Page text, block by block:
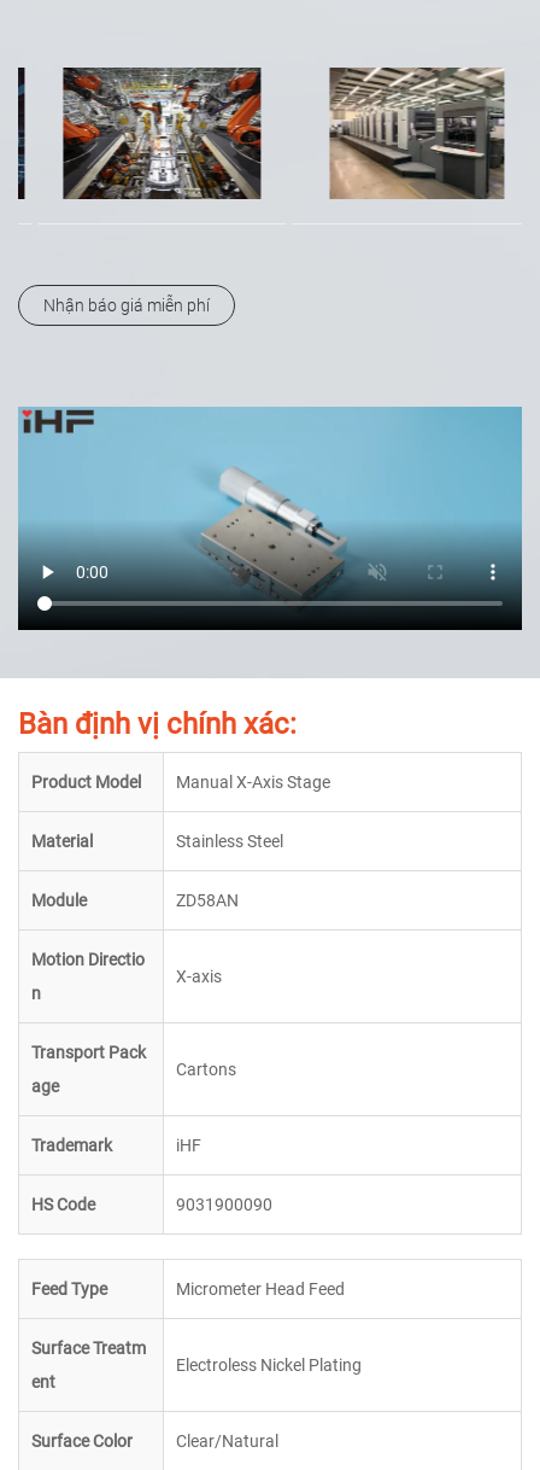
Nhận báo giá miễn phí
Bàn định vị chính xác:
Product Model Manual X-Axis Stage
Material Stainless Steel
Module ZD58AN
Motion Directio
n
X-axis
Transport Pack
age
Cartons
Trademark iHF
HS Code 9031900090
Feed Type Micrometer Head Feed
Surface Treatm
ent
Electroless Nickel Plating
Surface Color Clear/Natural